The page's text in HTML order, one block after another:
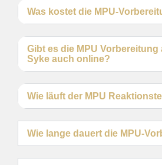
Was kostet die MPU-
Gibt es die MPU Vorbereitung
Syke auch online?
Wie läuft der MPU
Wie lange dauert die MPU-